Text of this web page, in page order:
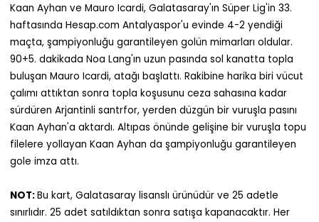
Kaan Ayhan ve Mauro Icardi, Galatasaray'ın Süper Lig'in 33.
haftasında Hesap.com Antalyaspor'u evinde 4-2 yendiği
maçta, şampiyonluğu garantileyen golün mimarları oldular.
90+5. dakikada Noa Lang'ın uzun pasında sol kanatta topla
buluşan Mauro Icardi, atağı başlattı. Rakibine harika biri vücut
çalımı attıktan sonra topla koşusunu ceza sahasına kadar
sürdüren Arjantinli santrfor, yerden düzgün bir vuruşla pasını
Kaan Ayhan'a aktardı. Altıpas önünde gelişine bir vuruşla topu
filelere yollayan Kaan Ayhan da şampiyonluğu garantileyen
gole imza attı.
NOT:Bu kart, Galatasaray lisanslı ürünüdür ve 25 adetle
sınırlıdır. 25 adet satıldıktan sonra satışa kapanacaktır. Her